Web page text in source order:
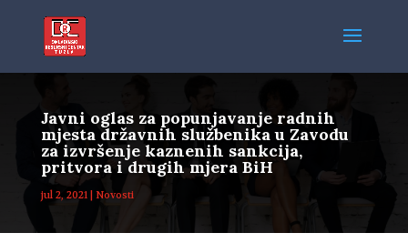
Javni oglas za popunjavanje radnih
mjesta državnih službenika u Zavodu
za izvršenje kaznenih sankcija,
pritvora i drugih mjera BiH
jul 2, 2021| Novosti